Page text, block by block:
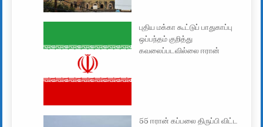
புதிய மக்கா கூட்டுப் பாதுகாப்பு
ஒப்பந்தம் குறித்து
கவலைப்படவில்லை ஈரான்
55 ஈரான் கப்பலை திருப்பி விட்ட